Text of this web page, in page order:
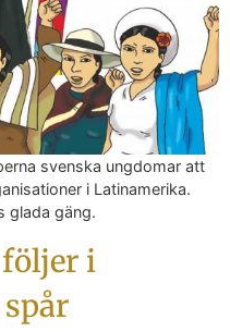
svenska ungdomar att
i Latinamerika.
glada gäng.
i